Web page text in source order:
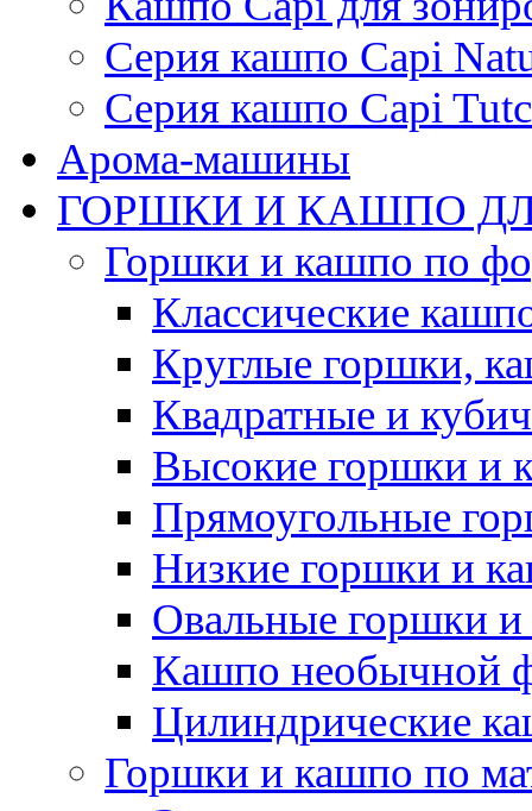
Серия кашпо Capi
Серия кашпо Capi
Арома-машины
ГОРШКИ И КАШПО
Горшки и кашпо по
Классические
Круглые горшки,
Квадратные и
Высокие горшки и
Прямоугольные
Низкие горшки и
Овальные горшки
Кашпо необычной
Цилиндрические
Горшки и кашпо по